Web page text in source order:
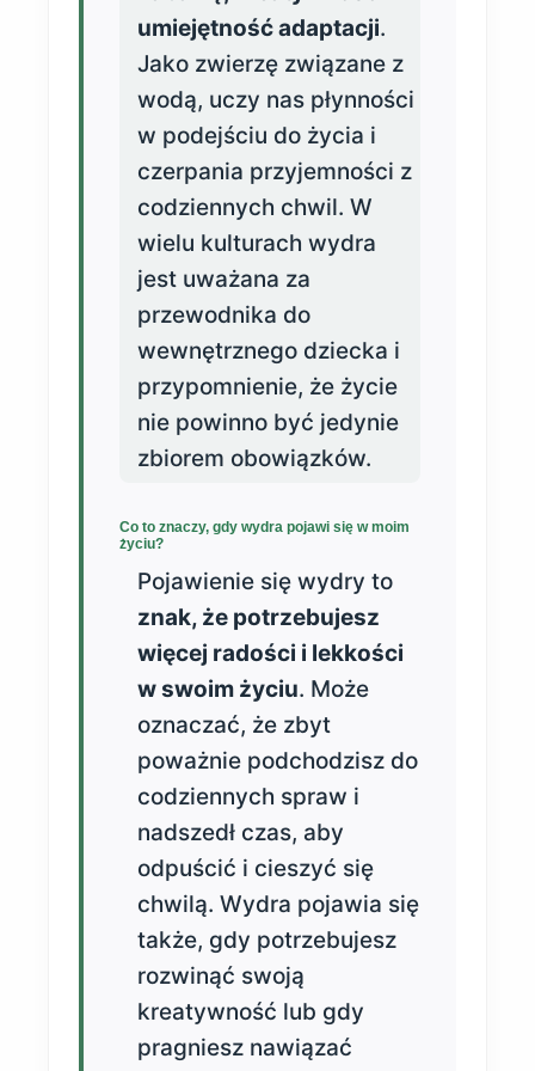
umiejętność adaptacji.
Jako zwierzę związane z
wodą, uczy nas płynności
w podejściu do życia i
czerpania przyjemności z
codziennych chwil. W
wielu kulturach wydra
jest uważana za
przewodnika do
wewnętrznego dziecka i
przypomnienie, że życie
nie powinno być jedynie
zbiorem obowiązków.
Co to znaczy, gdy wydra pojawi się w moim
życiu?
Pojawienie się wydry to
znak, że potrzebujesz
więcej radości i lekkości
w swoim życiu. Może
oznaczać, że zbyt
poważnie podchodzisz do
codziennych spraw i
nadszedł czas, aby
odpuścić i cieszyć się
chwilą. Wydra pojawia się
także, gdy potrzebujesz
rozwinąć swoją
kreatywność lub gdy
pragniesz nawiązać